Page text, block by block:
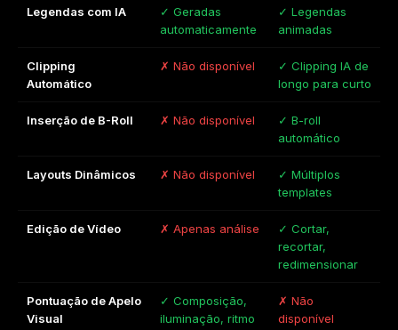
Legendas com IA
✓ Geradas
automaticamente
✓ Legendas
animadas
Clipping
Automático
✗ Não disponível
✓ Clipping IA de
longo para curto
Inserção de B-Roll ✗ Não disponível
✓ B-roll
automático
Layouts Dinâmicos ✗ Não disponível
✓ Múltiplos
templates
Edição de Vídeo ✗ Apenas análise
✓ Cortar,
recortar,
redimensionar
Pontuação de Apelo
Visual
✓ Composição,
iluminação, ritmo
✗ Não
disponível